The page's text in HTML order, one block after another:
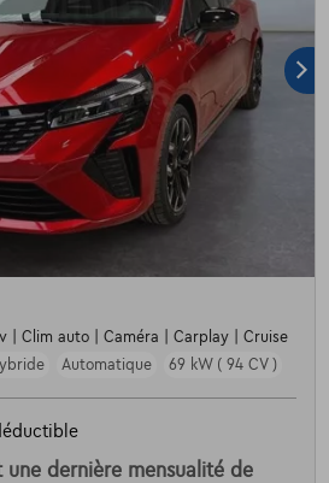
| Clim auto | Caméra | Carplay | Cruise
Automatique 69 kW ( 94 CV )
une dernière mensualité de